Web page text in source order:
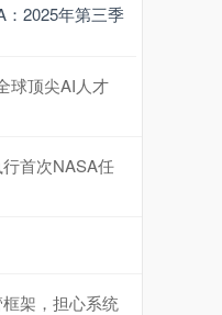
2025年第三季
球顶尖AI人才
首次NASA任
架，担心系统